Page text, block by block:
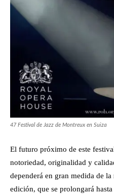
47 Festival de Jazz de Montreux en Suiza
El futuro próximo de este
notoriedad, originalidad y
dependerá en gran medida de
edición, que se prolongará